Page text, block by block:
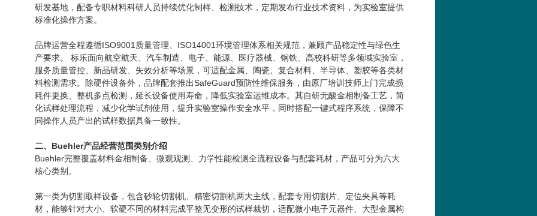
研发基地，配备专职材料科研人员持续优化制样、检测技术，定期发布行业技术资料，为实验室提供
标准化操作方案。
品牌运营全程遵循ISO9001 质量管理、 ISO14001环境管理体系相关规范，兼顾产品稳定性与绿色生
产要求。 标乐面向航空航天、汽车制造、电子、能源、医疗器械、钢铁、高校科研等多领域实验室，
服务质量管控、新品研发、失效分析等场景，可适配金属、陶瓷、复合材料、半导体、塑胶等各类材
料检测需求。除硬件设备外，品牌配套推出SafeGuard预防性维保服务，由原厂培训技师上门完成损
耗件更换、整机多点检测，延长设备使用寿命，降低实验室运维成本。其自研无酸金相制备工艺，简
化试样处理流程，减少化学试剂使用，提升实验室操作安全水平，同时搭配一键式程序系统，保障不
同操作人员产出的试样数据具备一致性。
二、 Buehler产品经营范围类别介绍
Buehler完整覆盖材料金相制备、微观观测、力学性能检测全流程设备与配套耗材，产品可分为六大
核心类别。
第一类为切割取样设备，包含砂轮切割机、精密切割机两大主线，配套专用切割片、定位夹具等耗
材，能够针对大小、软硬不同的材料完成平整无变形的试样裁切，适配微小电子元器件、大型金属构